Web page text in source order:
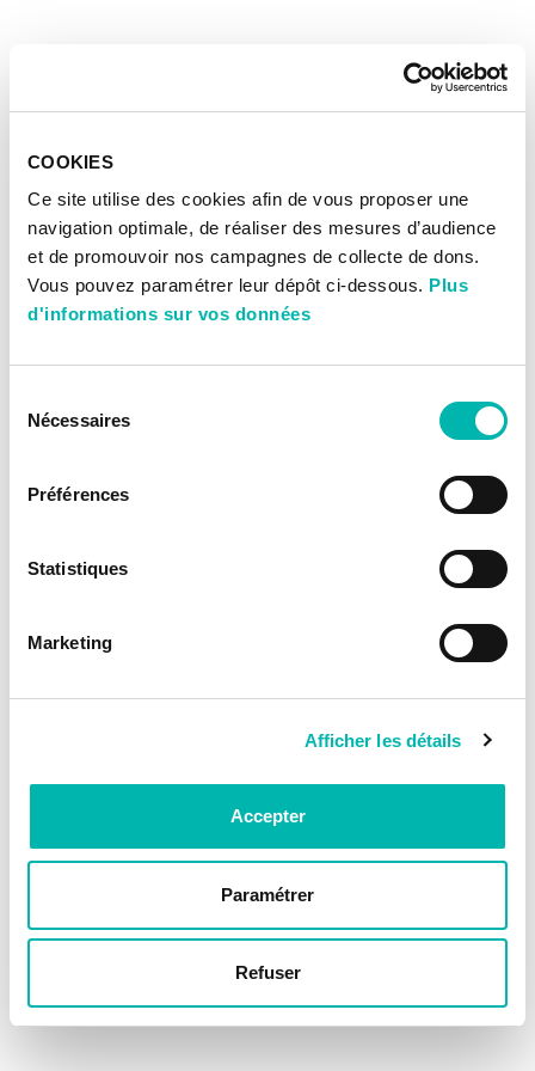
COOKIES
Ce site utilise des cookies afin de vous proposer une
navigation optimale, de réaliser des mesures d’audience
et de promouvoir nos campagnes de collecte de dons.
Vous pouvez paramétrer leur dépôt ci-dessous. Plus
d'informations sur vos données
Nécessaires
Préférences
Statistiques
Marketing
Afficher les détails
Accepter
Paramétrer
Refuser